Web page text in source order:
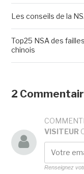
Les conseils de la
Top25 NSA des
chinois
2
VISITEUR
Renseignez